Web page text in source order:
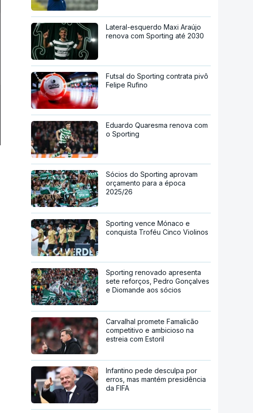
Lateral-esquerdo Maxi Araújo
renova com Sporting até 2030
Futsal do Sporting contrata pivô
Felipe Rufino
Eduardo Quaresma renova com
o Sporting
Sócios do Sporting aprovam
orçamento para a época
2025/26
Sporting vence Mónaco e
conquista Troféu Cinco Violinos
Sporting renovado apresenta
sete reforços, Pedro Gonçalves
e Diomande aos sócios
Carvalhal promete Famalicão
competitivo e ambicioso na
estreia com Estoril
Infantino pede desculpa por
erros, mas mantém presidência
da FIFA